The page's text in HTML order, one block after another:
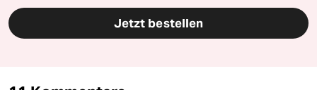
Jetzt bestellen